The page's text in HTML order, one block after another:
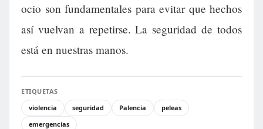
ocio son fundamentales para evitar que hechos
así vuelvan a repetirse. La seguridad de todos
está en nuestras manos.
ETIQUETAS
violencia
seguridad Palencia
peleas
emergencias